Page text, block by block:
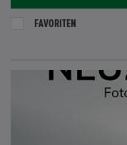
FAVORITEN